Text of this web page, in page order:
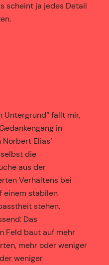
scheint ja jedes Detail
Untergrund“ fällt mir,
in
Elias‘
die
aus der
Verhaltens bei
einem stabilen
stehen.
Das
Feld baut auf mehr
mehr oder weniger
weniger